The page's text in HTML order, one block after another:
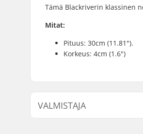
Tämä Blackriverin klassinen
Mitat:
Pituus: 30cm (11.81").
Korkeus: 4cm (1.6")
VALMISTAJA